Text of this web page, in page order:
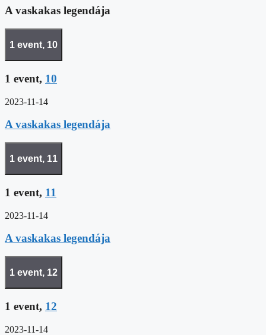
A vaskakas legendája
1 event, 10
1 event, 10
2023-11-14
A vaskakas legendája
1 event, 11
1 event, 11
2023-11-14
A vaskakas legendája
1 event, 12
1 event, 12
2023-11-14